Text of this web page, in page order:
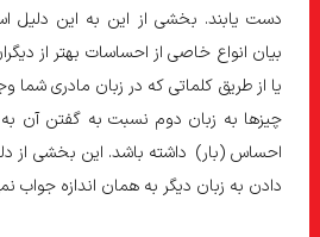
دست یابند. بخشی از این به این دلیل
بیان انواع خاصی از احساسات بهتر از
یا از طریق کلماتی که در زبان مادری شما
چیزها به زبان دوم نسبت به گفتن آن به
احساس (بار) داشته باشد. این بخشی از
دادن به زبان دیگر به همان اندازه جواب